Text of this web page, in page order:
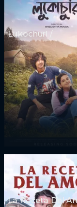
Lukochuri /
La Receta Del